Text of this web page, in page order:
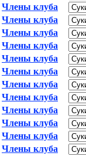
Члены клуба
Члены клуба
Члены клуба
Члены клуба
Члены клуба
Члены клуба
Члены клуба
Члены клуба
Члены клуба
Члены клуба
Члены клуба
Члены клуба